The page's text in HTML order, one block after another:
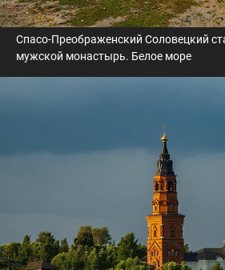
Спасо-Преображенский Соловецкий
мужской монастырь. Белое море